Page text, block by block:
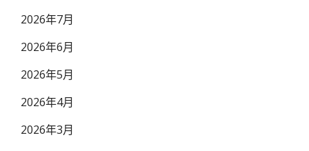
2026年7月
2026年6月
2026年5月
2026年4月
2026年3月